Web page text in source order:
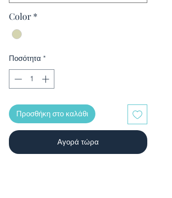
Color *
Ποσότητα *
Προσθήκη στο καλάθι
Αγορά τώρα